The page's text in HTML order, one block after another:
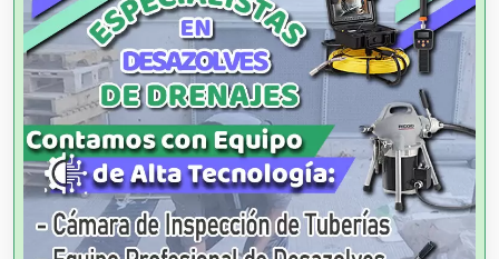
Agricultura y Ganadería
Agua Purificada
Aire Acondicionado